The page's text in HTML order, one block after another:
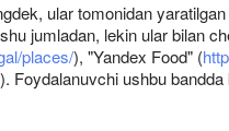
ular tomonidan
jumladan, lekin ular bilan
places/), "Yandex Food" (
Foydalanuvchi ushbu